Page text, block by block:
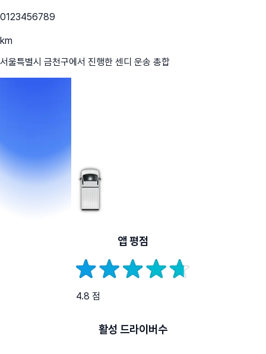
0123456789
km
서울특별시 금천구에서 진행한 센디 운송 총합
앱 평점
4.8 점
활성 드라이버수